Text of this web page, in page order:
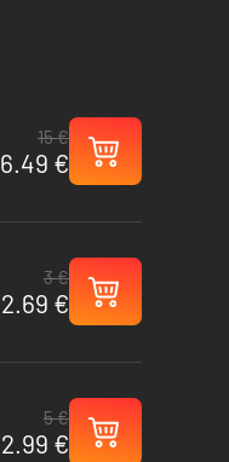
15 €
6.49 €
3 €
2.69 €
5 €
2.99 €